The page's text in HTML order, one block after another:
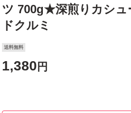
ツ 700g★深煎りカシュ
ドクルミ
送料無料
1,380 円